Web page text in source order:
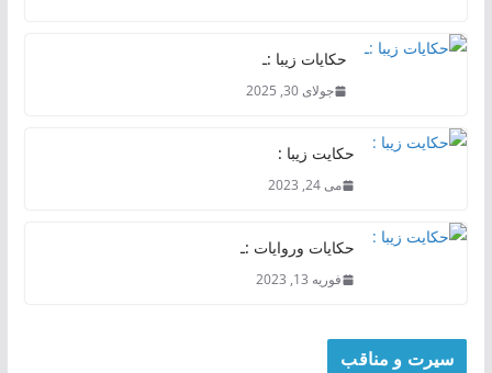
حکایات زیبا :ـ
جولای 30, 2025
حکایت زیبا :
می 24, 2023
حکایات وروایات :ـ
فوریه 13, 2023
سیرت و مناقب